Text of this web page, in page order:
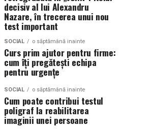
decisiv al lui Alexandru
Nazare, în trecerea unui nou
test important
SOCIAL o săptămână inainte
Curs prim ajutor pentru firme:
cum îți pregătești echipa
pentru urgențe
SOCIAL o săptămână inainte
Cum poate contribui testul
poligraf la reabilitarea
imaginii unei persoane